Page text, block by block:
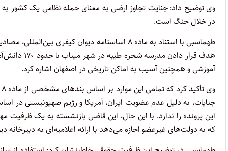
وی توضیح داد: جنایت تجاوز ارضی به معنای حمله نظامی یک کشور
در خلال جنگ است.
طهماسبی با استناد به ماده ۸ اساسنامه دیوان
آموزشی و همچنین آسیب به اماکن تاریخی در اصفهان اشاره کرد.
جنایات، به دلیل عدم عضویت ایران، آمریکا و رژیم صهیونیستی در
که به دولت‌های غیرعضو اجازه می‌دهد با ارائه اعلامیه‌ای به